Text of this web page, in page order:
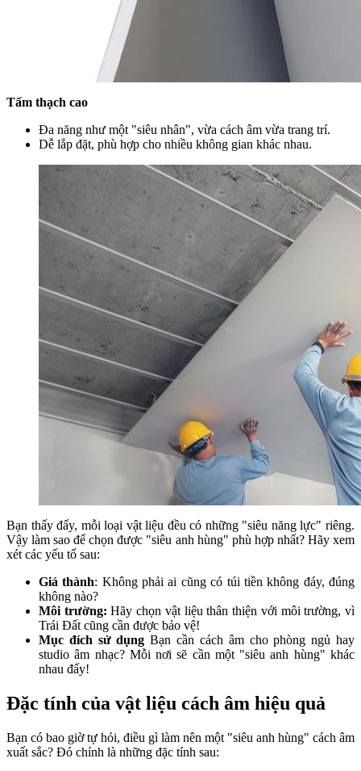
Tấm thạch cao
Đa năng như một "siêu nhân", vừa cách âm vừa trang trí.
Dễ lắp đặt, phù hợp cho nhiều không gian khác nhau.
Bạn thấy đấy, mỗi loại vật liệu đều có những "siêu năng lực" riêng.
Vậy làm sao để chọn được "siêu anh hùng" phù hợp nhất? Hãy xem
xét các yếu tố sau:
Giá thành: Không phải ai cũng có túi tiền không đáy, đúng
không nào?
Môi trường: Hãy chọn vật liệu thân thiện với môi trường, vì
Trái Đất cũng cần được bảo vệ!
Mục đích sử dụng Bạn cần cách âm cho phòng ngủ hay
studio âm nhạc? Mỗi nơi sẽ cần một "siêu anh hùng" khác
nhau đấy!
Đặc tính của vật liệu cách âm hiệu quả
Bạn có bao giờ tự hỏi, điều gì làm nên một "siêu anh hùng" cách âm
xuất sắc? Đó chính là những đặc tính sau: